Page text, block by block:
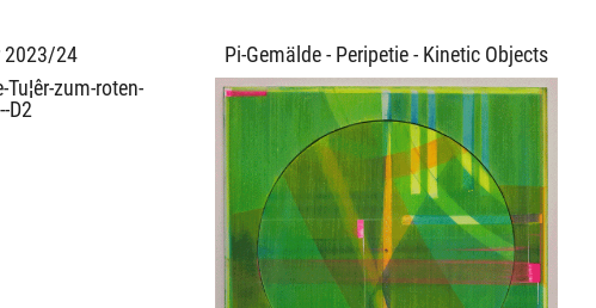
2023/24 Pi-Gemälde - Peripetie - Kinetic Objects